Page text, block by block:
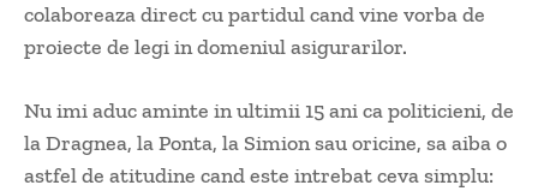
colaboreaza direct cu partidul cand vine vorba de
proiecte de legi in domeniul asigurarilor.
Nu imi aduc aminte in ultimii 15 ani ca politicieni, de
la Dragnea, la Ponta, la Simion sau oricine, sa aiba o
astfel de atitudine cand este intrebat ceva simplu: